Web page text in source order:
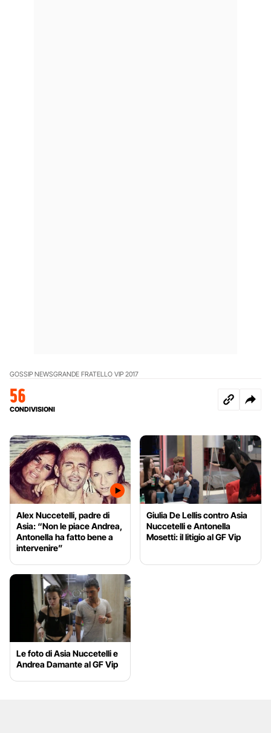
GOSSIP NEWSGRANDE FRATELLO VIP 2017
56
CONDIVISIONI
Alex Nuccetelli, padre di
Asia: “Non le piace Andrea,
Antonella ha fatto bene a
intervenire”
Giulia De Lellis contro Asia
Nuccetelli e Antonella
Mosetti: il litigio al GF Vip
Le foto di Asia Nuccetelli e
Andrea Damante al GF Vip